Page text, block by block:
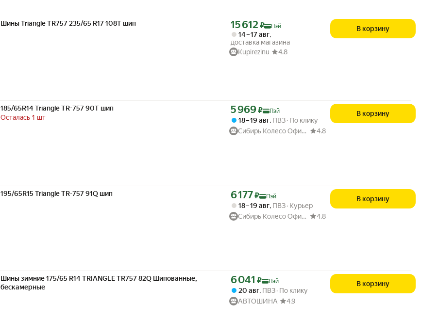
Шины Triangle TR757 235/65 R17 108T шип Цена с картой Яндекс Пэй 15612 ₽ вместо
15 612 ₽ Пэй
14 – 17 авг,
доставка магазина
Kupirezinu
4.8
В корзину
185/65R14 Triangle TR-757 90T шип
Осталась 1 шт
Цена с картой Яндекс Пэй 5969 ₽ вместо
5 969₽ Пэй
18 – 19 авг, ПВЗ По клику
Сибирь Колесо Официальный магазин
4.8
В корзину
195/65R15 Triangle TR-757 91Q шип Цена с картой Яндекс Пэй 6177 ₽ вместо
6 177₽ Пэй
18 – 19 авг, ПВЗ Курьер
Сибирь Колесо Официальный магазин
4.8
В корзину
Шины зимние 175/65 R14 TRIANGLE TR757 82Q Шипованные,
бескамерные
Цена с картой Яндекс Пэй 6041 ₽ вместо
6 041 ₽ Пэй
20 авг, ПВЗ По клику
АВТОШИНА
4.9
В корзину